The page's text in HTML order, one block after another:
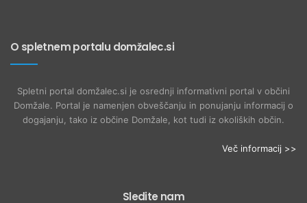
O spletnem portalu domžalec.si
Spletni portal domžalec.si je osrednji informativni portal v občini
Domžale. Portal je namenjen obveščanju in ponujanju informacij o
dogajanju, tako iz občine Domžale, kot tudi iz okoliških občin.
Več informacij >>
Sledite nam